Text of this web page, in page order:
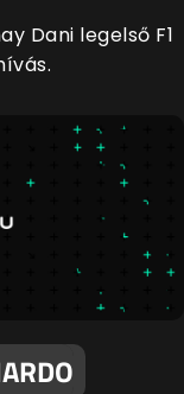
Dani legelső F1